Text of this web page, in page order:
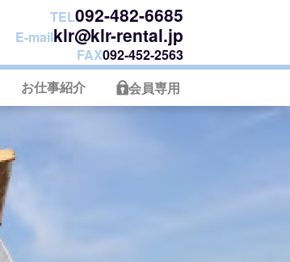
TEL092-482-6685
E-mailklr@klr-rental.jp
FAX092-452-2563
お仕事紹介 会員専用